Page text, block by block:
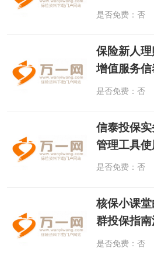
是否免费：否
保险新人
增值服务
是否免费：否
信泰投保
管理工具
是否免费：否
核保小课
群投保指
是否免费：否